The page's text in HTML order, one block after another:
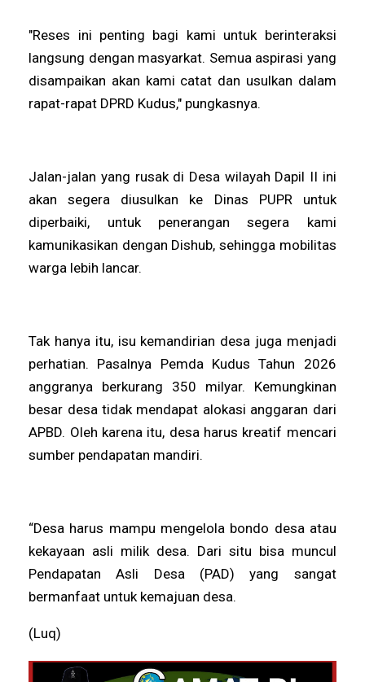
"Reses ini penting bagi kami untuk berinteraksi
langsung dengan masyarkat. Semua aspirasi yang
disampaikan akan kami catat dan usulkan dalam
rapat-rapat DPRD Kudus," pungkasnya.
Jalan-jalan yang rusak di Desa wilayah Dapil II ini
akan segera diusulkan ke Dinas PUPR untuk
diperbaiki, untuk penerangan segera kami
kamunikasikan dengan Dishub, sehingga mobilitas
warga lebih lancar.
Tak hanya itu, isu kemandirian desa juga menjadi
perhatian. Pasalnya Pemda Kudus Tahun 2026
anggranya berkurang 350 milyar. Kemungkinan
besar desa tidak mendapat alokasi anggaran dari
APBD. Oleh karena itu, desa harus kreatif mencari
sumber pendapatan mandiri.
“Desa harus mampu mengelola bondo desa atau
kekayaan asli milik desa. Dari situ bisa muncul
Pendapatan Asli Desa (PAD) yang sangat
bermanfaat untuk kemajuan desa.
(Luq)